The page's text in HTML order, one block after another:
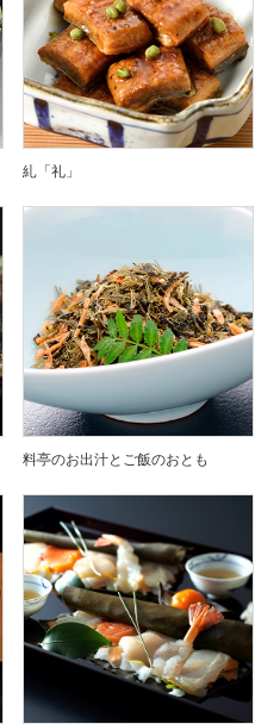
糺「礼」
料亭のお出汁とご飯のおとも